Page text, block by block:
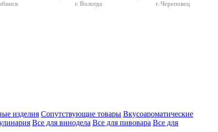
г. Вологда г. Череповец
изделия Сопутствующие товары Вкусоароматические
Все для винодела Все для пивовара Все для